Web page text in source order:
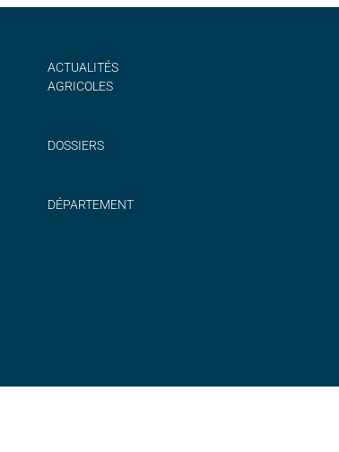
ACTUALITÉS
AGRICOLES
DOSSIERS
DÉPARTEMENT